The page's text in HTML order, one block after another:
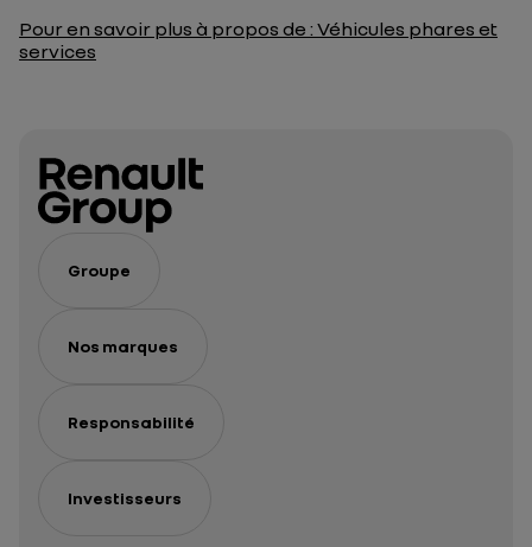
Pour en savoir plus à propos de : Véhicules phares et
services
Groupe
Nos marques
Responsabilité
Investisseurs